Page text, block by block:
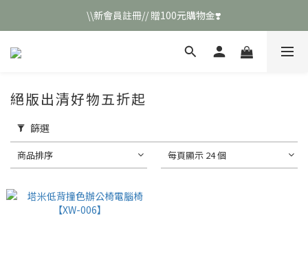
\\新會員註冊// 贈100元購物金❣️
\\新會員註冊// 贈100元購物金❣️
LINE好友招募\\ 回答數字 領取50元折扣碼 //
絕版出清好物五折起
篩選
商品排序 每頁顯示 24 個